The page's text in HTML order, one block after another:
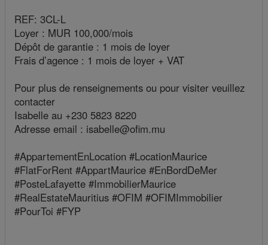
REF: 3CL-L
Loyer : MUR 100,000/mois
Dépôt de garantie : 1 mois de loyer
Frais d’agence : 1 mois de loyer + VAT
Pour plus de renseignements ou pour visiter veuillez
contacter
Isabelle au +230 5823 8220
Adresse email : isabelle@ofim.mu
#AppartementEnLocation #LocationMaurice
#FlatForRent #AppartMaurice #EnBordDeMer
#PosteLafayette #ImmobilierMaurice
#RealEstateMauritius #OFIM #OFIMImmobilier
#PourToi #FYP